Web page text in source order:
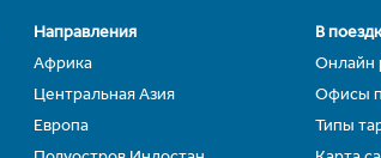
Направления
Африка
Центральная Азия
Европа
В
Онлайн
Офисы
Типы